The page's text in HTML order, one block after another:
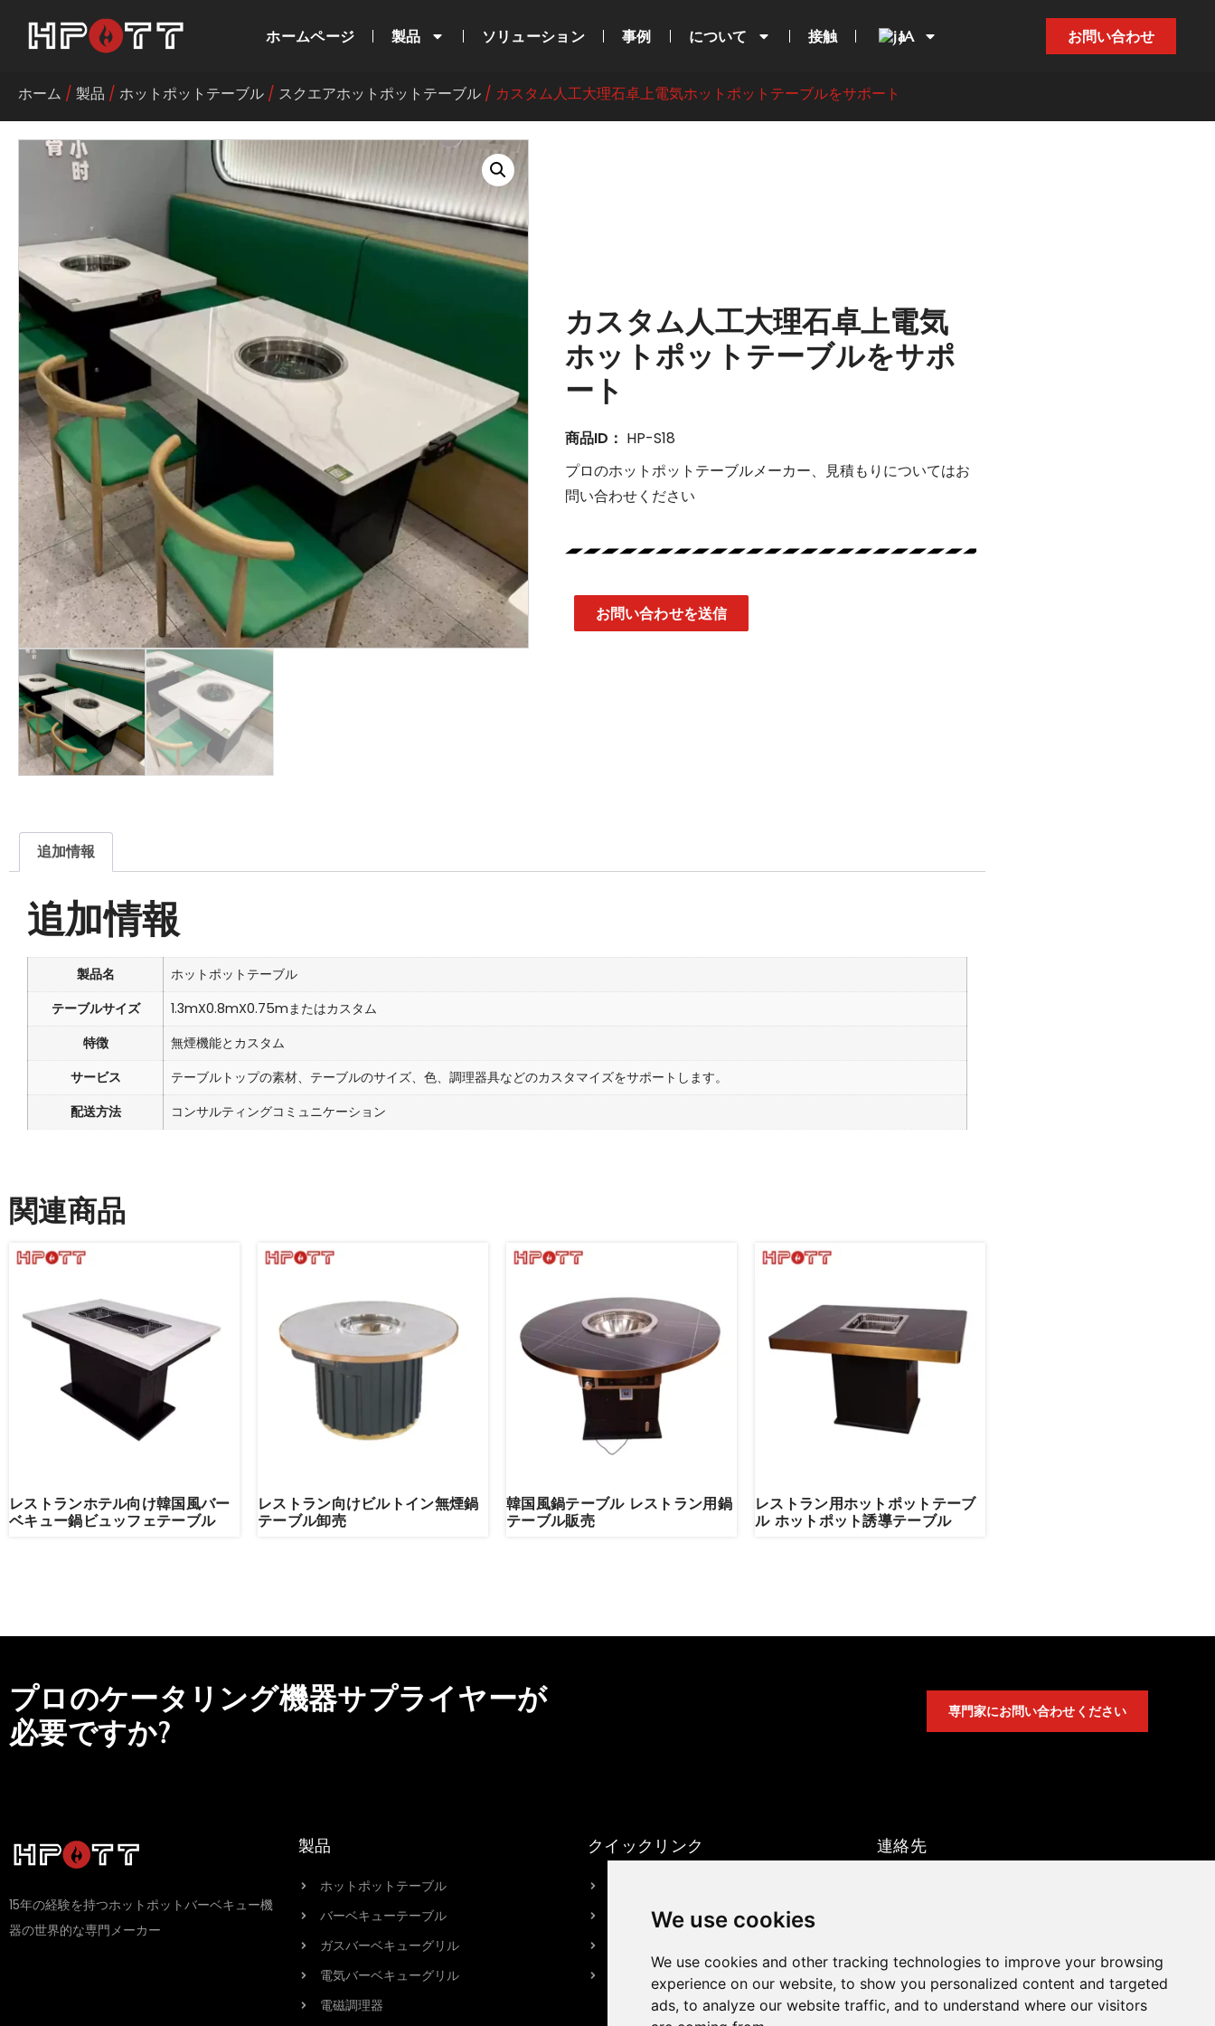
We use cookies
We use cookies and other tracking technologies to improve your browsing
experience on our website, to show you personalized content and targeted
ads, to analyze our website traffic, and to understand where our visitors
ホームページ 製品 ソリューション 事例 について 接触 JA お問い合わせ
ホーム / 製品 / ホットポットテーブル / スクエアホットポットテーブル / カスタム人工大理石卓上電気ホットポットテーブルをサポート
カスタム人工大理石卓上電気
ホットポットテーブルをサポ
ート
商品ID： HP-S18
プロのホットポットテーブルメーカー、見積もりについてはお
問い合わせください
お問い合わせを送信
追加情報
追加情報
製品名
ホットポットテーブル
テーブルサイズ
1.3mX0.8mX0.75mまたはカスタム
特徴
無煙機能とカスタム
サービス
テーブルトップの素材、テーブルのサイズ、色、調理器具などのカスタマイズをサポートします。
配送方法
コンサルティングコミュニケーション
関連商品
レストランホテル向け韓国風バー
ベキュー鍋ビュッフェテーブル
レストラン向けビルトイン無煙鍋
テーブル卸売
韓国風鍋テーブル レストラン用鍋
テーブル販売
レストラン用ホットポットテーブ
ル ホットポット誘導テーブル
プロのケータリング機器サプライヤーが
必要ですか?
専門家にお問い合わせください
15年の経験を持つホットポットバーベキュー機
器の世界的な専門メーカー
製品
ホットポットテーブル
バーベキューテーブル
ガスバーベキューグリル
電気バーベキューグリル
電磁調理器
クイックリンク
私たちの工場
連絡先
中国広東省仏山市順徳区天河巴路